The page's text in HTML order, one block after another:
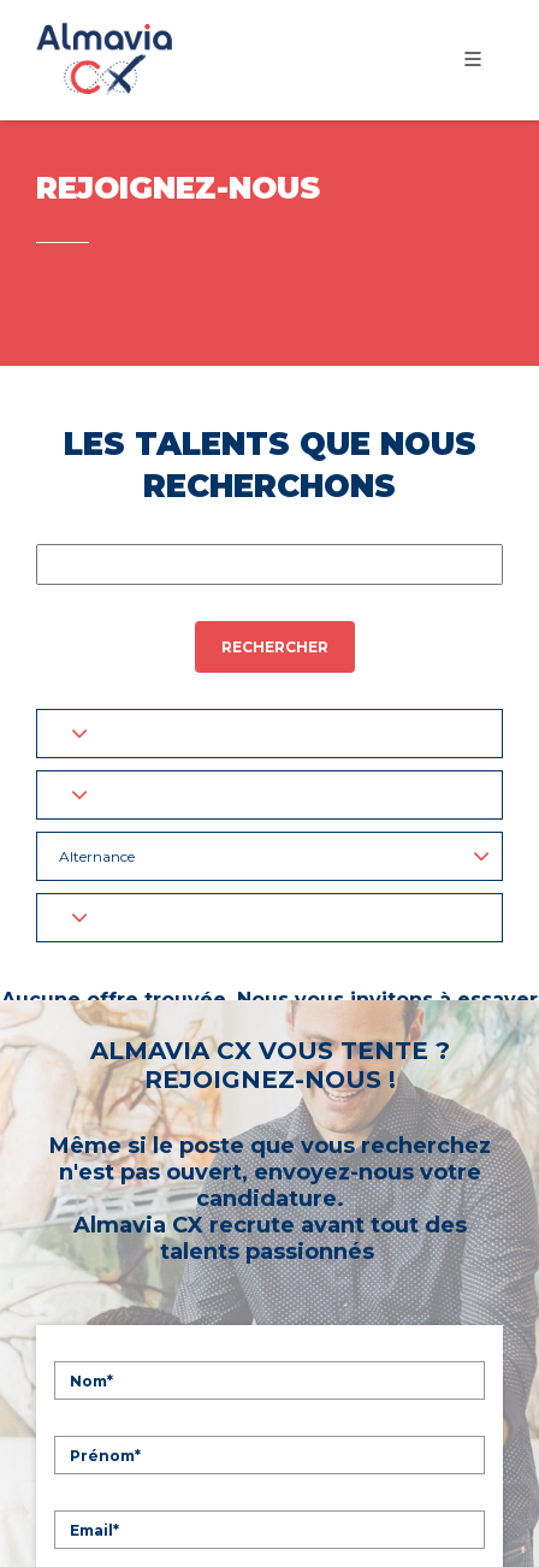
REJOIGNEZ-NOUS
LES TALENTS QUE NOUS
RECHERCHONS
RECHERCHER
Alternance
Aucune offre trouvée. Nous vous invitons à essayer
d’autres mots-clés ou à sélectionner un « métier ».
ALMAVIA CX VOUS TENTE ?
REJOIGNEZ-NOUS !
Même si le poste que vous recherchez
n'est pas ouvert, envoyez-nous votre
candidature.
Almavia CX recrute avant tout des
talents passionnés